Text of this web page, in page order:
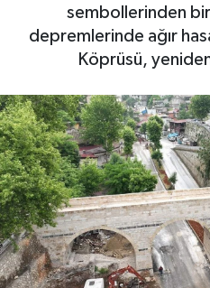
sembollerinden
depremlerinde ağır
Köprüsü,
Haberde İnsan
Magazin
Manşet Altı
Manşetler
Resmi İlan